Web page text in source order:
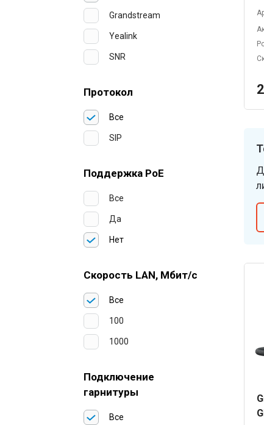
Grandstream
Yealink
SNR
Протокол
Все
SIP
Поддержка PoE
Все
Да
Нет
Скорость LAN, Мбит/с
Все
100
1000
Подключение
гарнитуры
Все